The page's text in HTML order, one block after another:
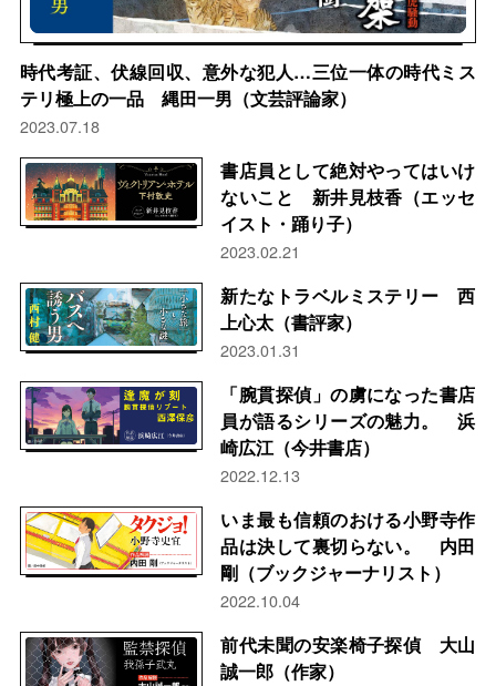
時代考証、伏線回収、意外な犯人…三位一体の時代ミス
テリ極上の一品 縄田一男（文芸評論家）
2023.07.18
書店員として絶対やってはいけ
ないこと 新井見枝香（エッセ
イスト・踊り子）
2023.02.21
新たなトラベルミステリー 西
上心太（書評家）
2023.01.31
「腕貫探偵」の虜になった書店
員が語るシリーズの魅力。 浜
崎広江（今井書店）
2022.12.13
いま最も信頼のおける小野寺作
品は決して裏切らない。 内田
剛（ブックジャーナリスト）
2022.10.04
前代未聞の安楽椅子探偵 大山
誠一郎（作家）